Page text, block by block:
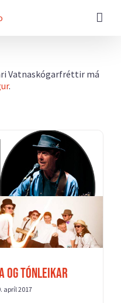
Vatnaskógarfréttir má
.
og tónleikar
apríl 2017